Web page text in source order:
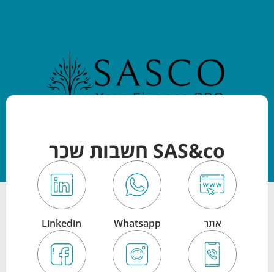
SAS&co חשבות שכר
אתר Whatsapp
Linkedin